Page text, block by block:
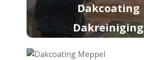
Dakcoating
Dakreiniging